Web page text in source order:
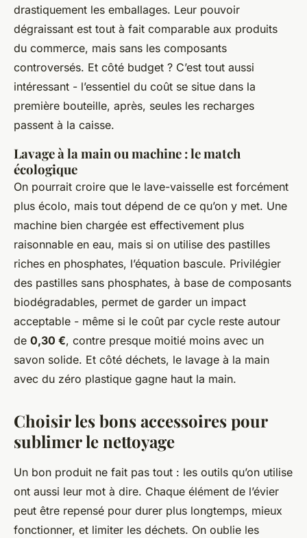
drastiquement les emballages. Leur pouvoir
dégraissant est tout à fait comparable aux produits
du commerce, mais sans les composants
controversés. Et côté budget ? C’est tout aussi
intéressant - l’essentiel du coût se situe dans la
première bouteille, après, seules les recharges
passent à la caisse.
Lavage à la main ou machine : le match
écologique
On pourrait croire que le lave-vaisselle est forcément
plus écolo, mais tout dépend de ce qu’on y met. Une
machine bien chargée est effectivement plus
raisonnable en eau, mais si on utilise des pastilles
riches en phosphates, l’équation bascule. Privilégier
des pastilles sans phosphates, à base de composants
biodégradables, permet de garder un impact
acceptable - même si le coût par cycle reste autour
de 0,30 €, contre presque moitié moins avec un
savon solide. Et côté déchets, le lavage à la main
avec du zéro plastique gagne haut la main.
Choisir les bons accessoires pour
sublimer le nettoyage
Un bon produit ne fait pas tout : les outils qu’on utilise
ont aussi leur mot à dire. Chaque élément de l’évier
peut être repensé pour durer plus longtemps, mieux
fonctionner, et limiter les déchets. On oublie les